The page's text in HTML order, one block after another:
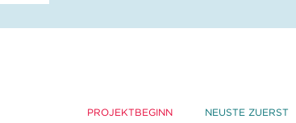
PROJEKTBEGINN NEUSTE ZUERST